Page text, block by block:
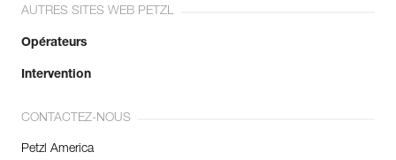
AUTRES SITES WEB PETZL
Opérateurs
Intervention
CONTACTEZ-NOUS
Petzl America